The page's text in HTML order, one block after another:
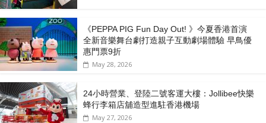
《PEPPA PIG Fun Day Out! 》今夏香港首演
全新音樂舞台劇打造親子互動劇場體驗 早鳥優
惠門票9折
May 28, 2026
24小時營業、登陸二號客運大樓：Jollibee快樂
蜂行李箱店舖造型進駐香港機場
May 27, 2026